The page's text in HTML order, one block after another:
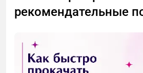
рекомендательные